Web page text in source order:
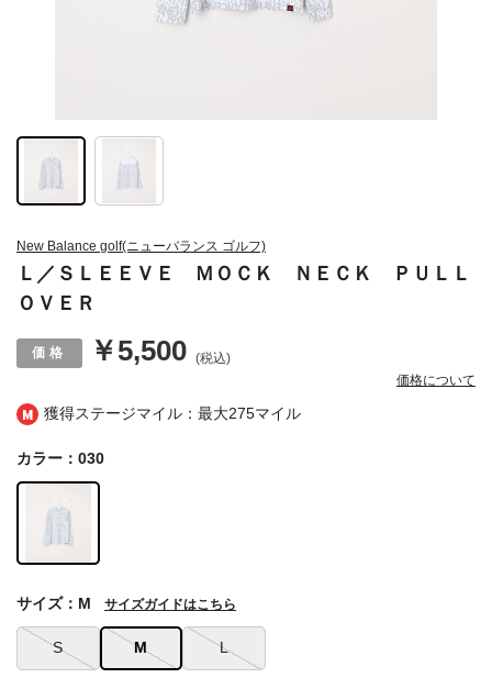
獲得ステージマイル：最大275マイル
New Balance golf(ニューバランス ゴルフ)
Ｌ／ＳＬＥＥＶＥ ＭＯＣＫ ＮＥＣＫ ＰＵＬＬ
ＯＶＥＲ
￥5,500 (税込)
価格について
カラー：030
S M L
サイズ：M サイズガイドはこちら